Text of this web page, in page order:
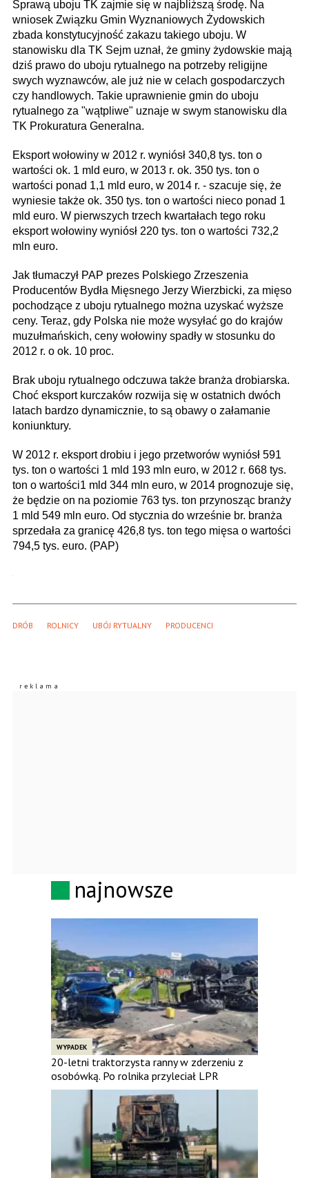
Sprawą uboju TK zajmie się w najbliższą środę. Na
wniosek Związku Gmin Wyznaniowych Żydowskich
zbada konstytucyjność zakazu takiego uboju. W
stanowisku dla TK Sejm uznał, że gminy żydowskie mają
dziś prawo do uboju rytualnego na potrzeby religijne
swych wyznawców, ale już nie w celach gospodarczych
czy handlowych. Takie uprawnienie gmin do uboju
rytualnego za "wątpliwe" uznaje w swym stanowisku dla
TK Prokuratura Generalna.
Eksport wołowiny w 2012 r. wyniósł 340,8 tys. ton o
wartości ok. 1 mld euro, w 2013 r. ok. 350 tys. ton o
wartości ponad 1,1 mld euro, w 2014 r. - szacuje się, że
wyniesie także ok. 350 tys. ton o wartości nieco ponad 1
mld euro. W pierwszych trzech kwartałach tego roku
eksport wołowiny wyniósł 220 tys. ton o wartości 732,2
mln euro.
Jak tłumaczył PAP prezes Polskiego Zrzeszenia
Producentów Bydła Mięsnego Jerzy Wierzbicki, za mięso
pochodzące z uboju rytualnego można uzyskać wyższe
ceny. Teraz, gdy Polska nie może wysyłać go do krajów
muzułmańskich, ceny wołowiny spadły w stosunku do
2012 r. o ok. 10 proc.
Brak uboju rytualnego odczuwa także branża drobiarska.
Choć eksport kurczaków rozwija się w ostatnich dwóch
latach bardzo dynamicznie, to są obawy o załamanie
koniunktury.
W 2012 r. eksport drobiu i jego przetworów wyniósł 591
tys. ton o wartości 1 mld 193 mln euro, w 2012 r. 668 tys.
ton o wartości1 mld 344 mln euro, w 2014 prognozuje się,
że będzie on na poziomie 763 tys. ton przynosząc branży
1 mld 549 mln euro. Od stycznia do wrześnie br. branża
sprzedała za granicę 426,8 tys. ton tego mięsa o wartości
794,5 tys. euro. (PAP)
DRÓB ROLNICY UBÓJ RYTUALNY PRODUCENCI
najnowsze
WYPADEK
20-letni traktorzysta ranny w zderzeniu z
osobówką. Po rolnika przyleciał LPR